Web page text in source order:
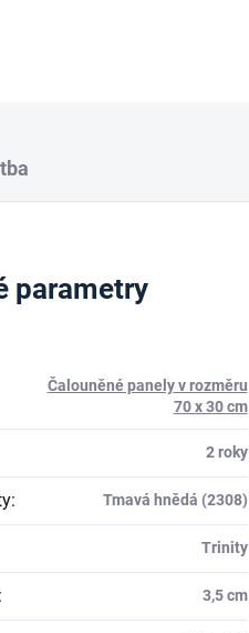
parametry
Čalouněné panely v rozměru
70 x 30 cm
2 roky
: Tmavá hnědá (2308)
Trinity
: 3,5 cm